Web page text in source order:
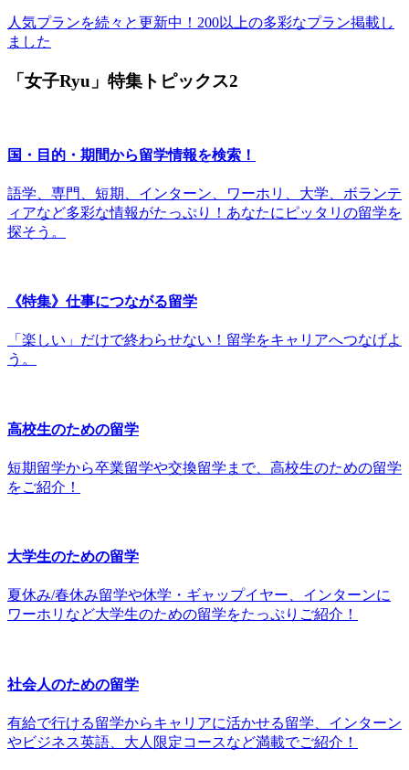
人気プランを続々と更新中！200以上の多彩なプラン掲載し
ました
「女子Ryu」特集トピックス2
国・目的・期間から留学情報を検索！
語学、専門、短期、インターン、ワーホリ、大学、ボランテ
ィアなど多彩な情報がたっぷり！あなたにピッタリの留学を
探そう。
《特集》仕事につながる留学
「楽しい」だけで終わらせない！留学をキャリアへつなげよ
う。
高校生のための留学
短期留学から卒業留学や交換留学まで、高校生のための留学
をご紹介！
大学生のための留学
夏休み/春休み留学や休学・ギャップイヤー、インターンに
ワーホリなど大学生のための留学をたっぷりご紹介！
社会人のための留学
有給で行ける留学からキャリアに活かせる留学、インターン
やビジネス英語、大人限定コースなど満載でご紹介！